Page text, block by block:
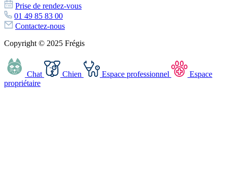
Prise de rendez-vous
01 49 85 83 00
Contactez-nous
Copyright © 2025 Frégis
Chat Chien Espace professionnel
Espace
propriétaire